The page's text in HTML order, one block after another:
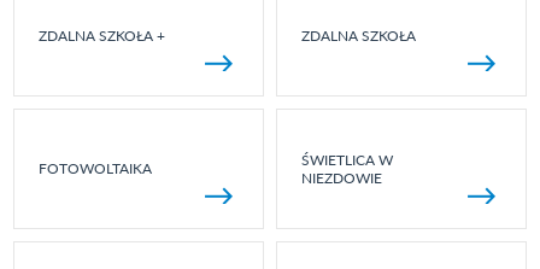
ZDALNA SZKOŁA + ZDALNA SZKOŁA
FOTOWOLTAIKA
ŚWIETLICA W
NIEZDOWIE